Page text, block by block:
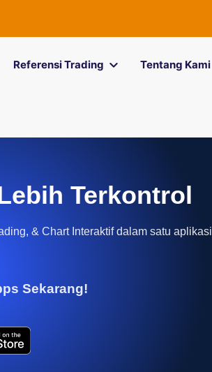
Referensi Trading Tentang Kami
Terkontrol
& Chart Interaktif dalam satu aplikasi
Sekarang!